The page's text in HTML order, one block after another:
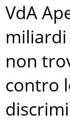
VdA
miliardi
non
contro